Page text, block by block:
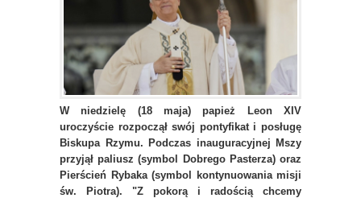
W niedzielę (18 maja) papież Leon XIV
uroczyście rozpoczął swój pontyfikat i posługę
Biskupa Rzymu. Podczas inauguracyjnej Mszy
przyjął paliusz (symbol Dobrego Pasterza) oraz
Pierścień Rybaka (symbol kontynuowania misji
św. Piotra). "Z pokorą i radością chcemy